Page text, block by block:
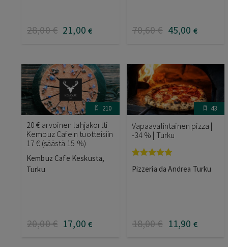
28,00€ 21,00 € 70,60€ 45,00 €
210
20 € arvoinen lahjakortti
Kembuz Cafe:n tuotteisiin
17 € (säästä 15 %)
Kembuz Cafe Keskusta,
Turku
20,00€ 17,00 €
43
Vapaavalintainen pizza |
-34 % | Turku
tuotteesta:
Pizzeria da Andrea Turku
18,00€ 11,90 €